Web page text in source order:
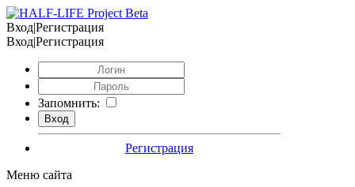
Вход|Регистрация
Вход|Регистрация
Запомнить:
Регистрация
Меню сайта